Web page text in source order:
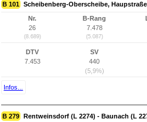
B 101 Scheibenberg-Oberscheibe,
Nr.
26
(8.689)
B-Rang
7.478
(5.087)
DTV
7.453
SV
440
(5,9%)
Infos...
B 279 Rentweinsdorf (L 2274) - Baunach (L